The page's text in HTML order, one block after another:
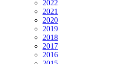
2022
2021
2020
2019
2018
2017
2016